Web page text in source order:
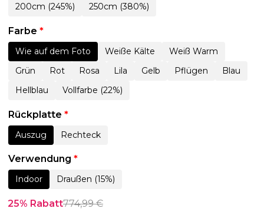
200cm (245%)
250cm (380%)
Farbe *
Wie auf dem Foto Weiße Kälte
Weiß Warm
Grün
Rot Rosa Lila Gelb Pflügen
Blau
Hellblau
Vollfarbe (22%)
Rückplatte *
Auszug Rechteck
Verwendung *
Indoor Draußen (15%)
25% Rabatt774,99€